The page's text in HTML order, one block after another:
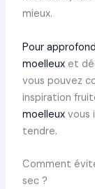
mieux.
Pour
moelleuxet
vous pouvez
inspiration
moelleuxvous
tendre.
Comment
sec ?